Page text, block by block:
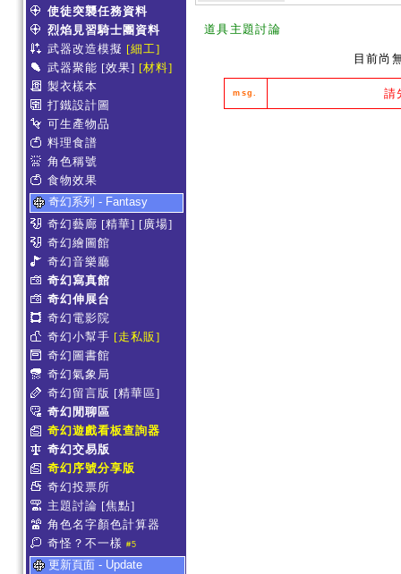
使徒突襲任務資料
烈焰見習騎士團資料
武器改造模擬 [細工]
武器聚能 [效果] [材料]
製衣樣本
打鐵設計圖
可生產物品
料理食譜
角色稱號
食物效果
奇幻系列 - Fantasy
奇幻藝廊 [精華] [廣場]
奇幻繪圖館
奇幻音樂廳
奇幻寫真館
奇幻伸展台
奇幻電影院
奇幻小幫手 [走私販]
奇幻圖書館
奇幻氣象局
奇幻留言版 [精華區]
奇幻閒聊區
奇幻遊戲看板查詢器
奇幻交易版
奇幻序號分享版
奇幻投票所
主題討論 [焦點]
角色名字顏色計算器
奇怪？不一樣 #5
更新頁面 - Update
道具主題討論
目前尚
msg. 請